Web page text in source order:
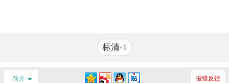
标清-1
简介 报错反馈